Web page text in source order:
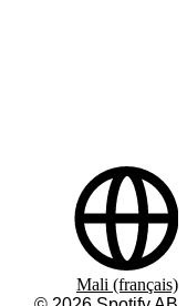
Mali (français)